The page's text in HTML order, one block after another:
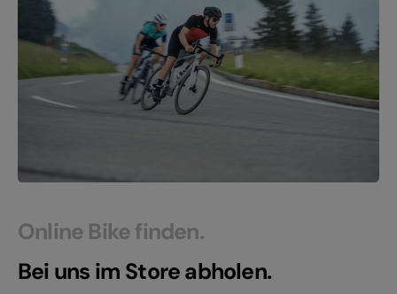
Online Bike finden.
Bei uns im Store abholen.